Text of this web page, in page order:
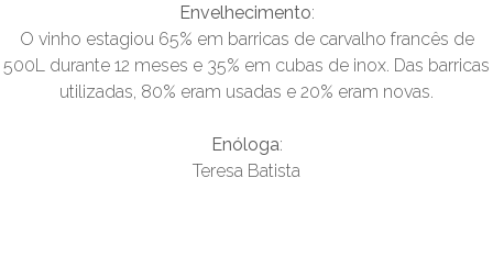
Envelhecimento:
O vinho estagiou 65% em barricas de carvalho francês de
500L durante 12 meses e 35% em cubas de inox. Das barricas
utilizadas, 80% eram usadas e 20% eram novas.
Enóloga:
Teresa Batista